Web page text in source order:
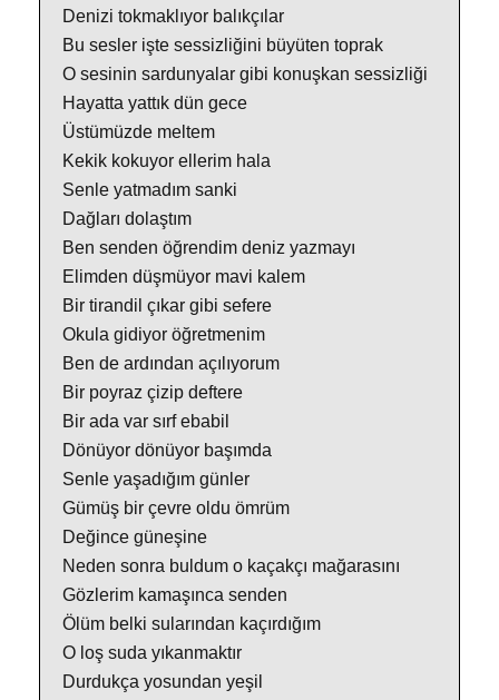
Denizi tokmaklıyor balıkçılar
Bu sesler işte sessizliğini büyüten toprak
O sesinin sardunyalar gibi konuşkan sessizliği
Hayatta yattık dün gece
Üstümüzde meltem
Kekik kokuyor ellerim hala
Senle yatmadım sanki
Dağları dolaştım
Ben senden öğrendim deniz yazmayı
Elimden düşmüyor mavi kalem
Bir tirandil çıkar gibi sefere
Okula gidiyor öğretmenim
Ben de ardından açılıyorum
Bir poyraz çizip deftere
Bir ada var sırf ebabil
Dönüyor dönüyor başımda
Senle yaşadığım günler
Gümüş bir çevre oldu ömrüm
Değince güneşine
Neden sonra buldum o kaçakçı mağarasını
Gözlerim kamaşınca senden
Ölüm belki sularından kaçırdığım
O loş suda yıkanmaktır
Durdukça yosundan yeşil